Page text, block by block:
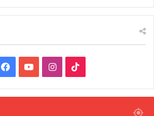
a
o
I
n
i